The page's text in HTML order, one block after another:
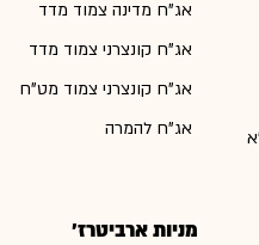
אג"ח מדינה צמוד מדד
אג"ח קונצרני צמוד מדד
אג"ח קונצרני צמוד מט"ח
אג"ח להמרה
מניות ארביטרז'